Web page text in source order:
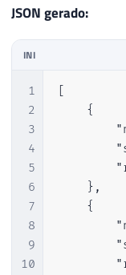
JSON gerado:
INI
1
2
3
4
5
6
7
8
9
10
[
    {
    },
    {